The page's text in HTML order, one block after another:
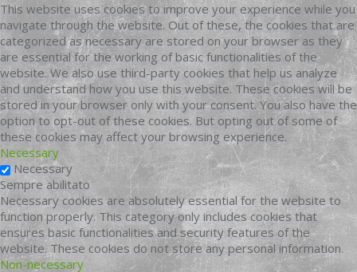
This website uses cookies to improve your experience while you
navigate through the website. Out of these, the cookies that are
categorized as necessary are stored on your browser as they
are essential for the working of basic functionalities of the
website. We also use third-party cookies that help us analyze
and understand how you use this website. These cookies will be
stored in your browser only with your consent. You also have the
option to opt-out of these cookies. But opting out of some of
these cookies may affect your browsing experience.
Necessary
Necessary
Sempre abilitato
Necessary cookies are absolutely essential for the website to
function properly. This category only includes cookies that
ensures basic functionalities and security features of the
website. These cookies do not store any personal information.
Non-necessary